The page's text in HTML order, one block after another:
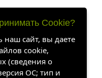
Cookie?
наш сайт, вы даете
cookie,
(сведения о
ОС; тип и